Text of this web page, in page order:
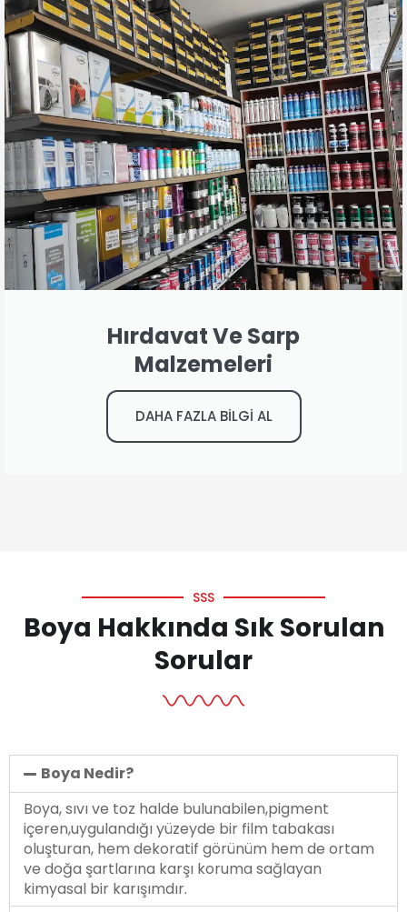
Hırdavat Ve Sarp
Malzemeleri
DAHA FAZLA BİLGİ AL
SSS
Boya Hakkında Sık Sorulan
Sorular
Boya Nedir?
Boya, sıvı ve toz halde bulunabilen,pigment
içeren,uygulandığı yüzeyde bir film tabakası
oluşturan, hem dekoratif görünüm hem de ortam
ve doğa şartlarına karşı koruma sağlayan
kimyasal bir karışımdır.